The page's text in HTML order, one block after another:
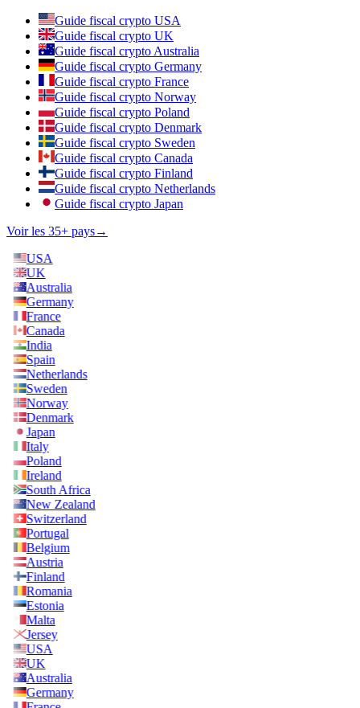
Guide fiscal crypto USA
Guide fiscal crypto UK
Guide fiscal crypto Australia
Guide fiscal crypto Germany
Guide fiscal crypto France
Guide fiscal crypto Norway
Guide fiscal crypto Poland
Guide fiscal crypto Denmark
Guide fiscal crypto Sweden
Guide fiscal crypto Canada
Guide fiscal crypto Finland
Guide fiscal crypto Netherlands
Guide fiscal crypto Japan
Voir les 35+ pays→
USA
UK
Australia
Germany
France
Canada
India
Spain
Netherlands
Sweden
Norway
Denmark
Japan
Italy
Poland
Ireland
South Africa
New Zealand
Switzerland
Portugal
Belgium
Austria
Finland
Romania
Estonia
Malta
Jersey
USA
UK
Australia
Germany